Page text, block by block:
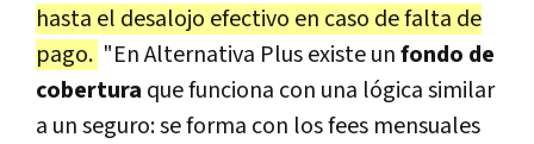
hasta el desalojo efectivo en caso de falta de
pago. "En Alternativa Plus existe unfondo de
cobertura que funciona con una lógica similar
a un seguro: se forma con los fees mensuales